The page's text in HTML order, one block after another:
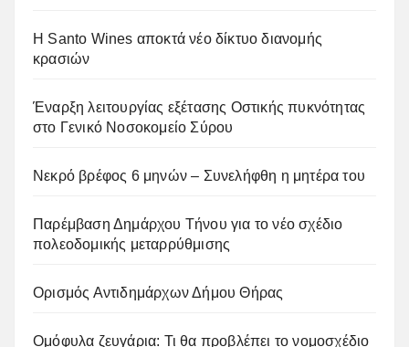
Η Santo Wines αποκτά νέο δίκτυο διανομής
κρασιών
Έναρξη λειτουργίας εξέτασης Οστικής πυκνότητας
στο Γενικό Νοσοκομείο Σύρου
Νεκρό βρέφος 6 μηνών – Συνελήφθη η μητέρα του
Παρέμβαση Δημάρχου Τήνου για το νέο σχέδιο
πολεοδομικής μεταρρύθμισης
Ορισμός Αντιδημάρχων Δήμου Θήρας
Ομόφυλα ζευγάρια: Τι θα προβλέπει το νομοσχέδιο